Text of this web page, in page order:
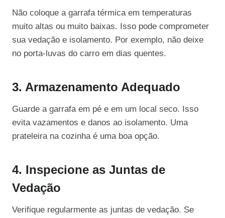
Não coloque a garrafa térmica em temperaturas
muito altas ou muito baixas. Isso pode comprometer
sua vedação e isolamento. Por exemplo, não deixe
no porta-luvas do carro em dias quentes.
3. Armazenamento Adequado
Guarde a garrafa em pé e em um local seco. Isso
evita vazamentos e danos ao isolamento. Uma
prateleira na cozinha é uma boa opção.
4. Inspecione as Juntas de
Vedação
Verifique regularmente as juntas de vedação. Se